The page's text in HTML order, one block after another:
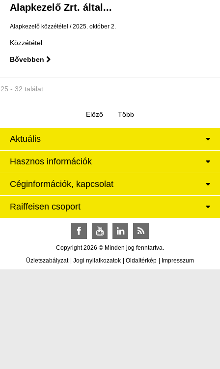
Alapkezelő Zrt. által...
Alapkezelő közzététel 2025. október 2.
Közzététel
Bővebben
25 - 32 találat
Aktuális
Hasznos információk
Céginformációk, kapcsolat
Raiffeisen csoport
Copyright 2026 © Minden jog fenntartva.
FacebookYouTubeLinkedInRSS
Üzletszabályzat | Jogi nyilatkozatok | Oldaltérkép | Impresszum